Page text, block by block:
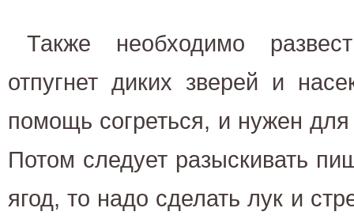
Также необходимо
отпугнет диких зверей и
помощь согреться, и нужен
Потом следует разыскивать
ягод, то надо сделать лук и